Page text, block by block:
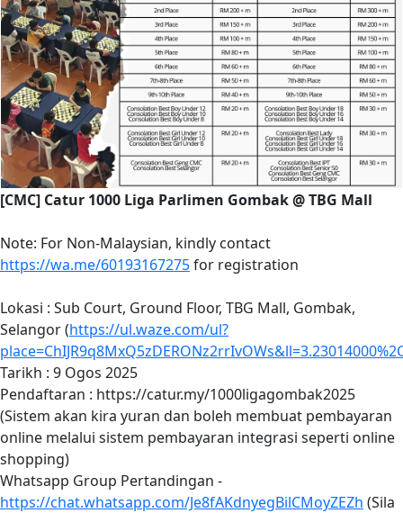
[CMC] Catur 1000 Liga Parlimen Gombak @ TBG Mall
Note: For Non-Malaysian, kindly contact
https://wa.me/60193167275for registration
Lokasi : Sub Court, Ground Floor, TBG Mall, Gombak,
Selangor (https://ul.waze.com/ul?
Tarikh : 9 Ogos 2025
Pendaftaran : https://catur.my/1000ligagombak2025
(Sistem akan kira yuran dan boleh membuat pembayaran
online melalui sistem pembayaran integrasi seperti online
shopping)
Whatsapp Group Pertandingan -
https://chat.whatsapp.com/Je8fAKdnyegBilCMoyZEZh (Sila